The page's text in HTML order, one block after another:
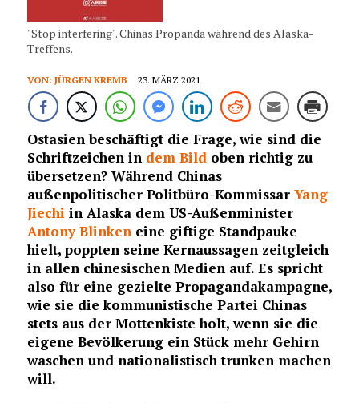
"Stop interfering". Chinas Propanda während des Alaska-
Treffens.
VON: JÜRGEN KREMB 23. MÄRZ 2021
Ostasien beschäftigt die Frage, wie sind die
Schriftzeichen in dem Bild oben richtig zu
übersetzen? Während Chinas
außenpolitischer Politbüro-Kommissar Yang
Jiechi in Alaska dem US-Außenminister
Antony Blinkeneine giftige Standpauke
hielt, poppten seine Kernaussagen zeitgleich
in allen chinesischen Medien auf. Es spricht
also für eine gezielte Propagandakampagne,
wie sie die kommunistische Partei Chinas
stets aus der Mottenkiste holt, wenn sie die
eigene Bevölkerung ein Stück mehr Gehirn
waschen und nationalistisch trunken machen
will.